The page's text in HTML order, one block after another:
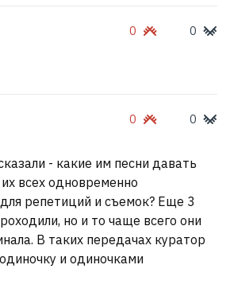
0 0
0 0
- какие им песни давать
всех одновременно
репетиций и съемок? Еще 3
но и то чаще всего они
В таких передачах куратор
и одиночками